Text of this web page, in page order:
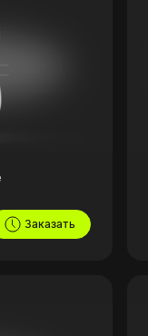
Заказать